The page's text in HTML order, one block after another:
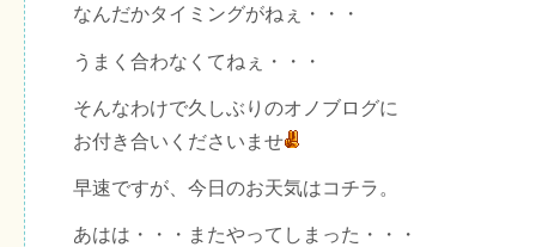
なんだかタイミングがねぇ・・・
うまく合わなくてねぇ・・・
そんなわけで久しぶりのオノブログに
お付き合いくださいませ
早速ですが、今日のお天気はコチラ。
あはは・・・またやってしまった・・・